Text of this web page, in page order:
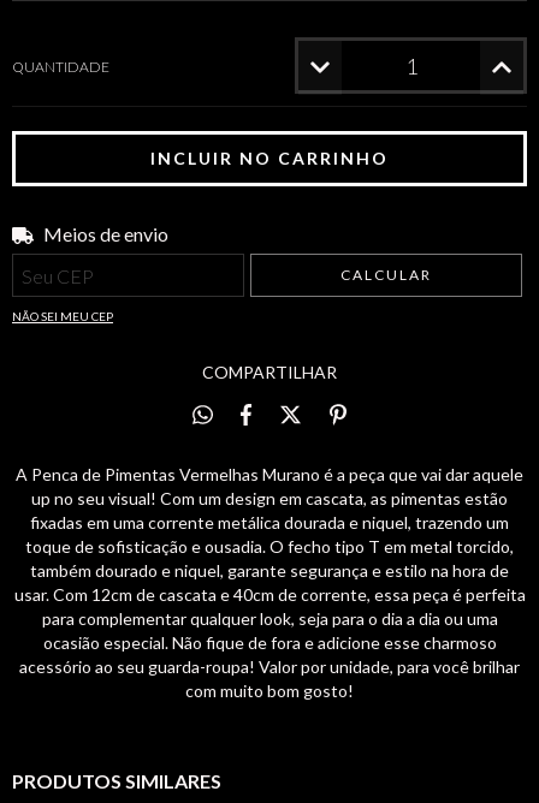
QUANTIDADE
Entregas para o CEP:
Meios de envio
CALCULAR
NÃO SEI MEU CEP
COMPARTILHAR
A Penca de Pimentas Vermelhas Murano é a peça que vai dar aquele
up no seu visual! Com um design em cascata, as pimentas estão
fixadas em uma corrente metálica dourada e niquel, trazendo um
toque de sofisticação e ousadia. O fecho tipo T em metal torcido,
também dourado e niquel, garante segurança e estilo na hora de
usar. Com 12cm de cascata e 40cm de corrente, essa peça é perfeita
para complementar qualquer look, seja para o dia a dia ou uma
ocasião especial. Não fique de fora e adicione esse charmoso
acessório ao seu guarda-roupa! Valor por unidade, para você brilhar
com muito bom gosto!
PRODUTOS SIMILARES